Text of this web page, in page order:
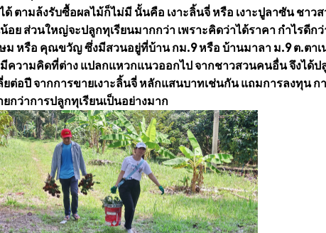
ตามล้งรับซื้อผลไม้ก็ไม่มี นั้นคือ เงาะลิ้นจี่ หรือ เงาะปูลาซัน ชาว
อย ส่วนใหญ่จะปลูกทุเรียนมากกว่า เพราะคิดว่าได้ราคา กำไรดีกว่
ม หรือ คุณขวัญ ซึ่งมีสวนอยู่ที่บ้าน กม.9 หรือ บ้านมาลา ม.9 ต.ตาเ
มีความคิดที่ต่าง แปลกแหวกแนวออกไป จากชาวสวนคนอื่น จึงได้ป
ยต่อปี จากการขายเงาะลิ้นจี่ หลักแสนบาทเช่นกัน แถมการลงทุน ก
กว่าการปลูกทุเรียนเป็นอย่างมาก